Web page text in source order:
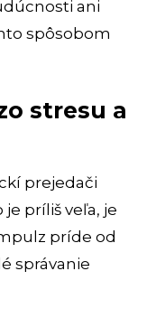
ani
spôsobom
stresu a
prejedači
príliš veľa, je
príde od
správanie